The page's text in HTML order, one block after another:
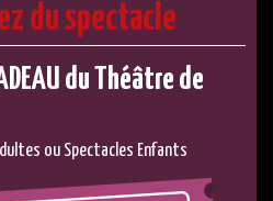
du spectacle
du Théâtre de
ou Spectacles Enfants